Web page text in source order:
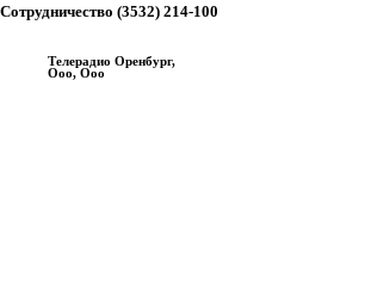
Сотрудничество (3532) 214-100
Телерадио Оренбург,
Ооо, Ооо